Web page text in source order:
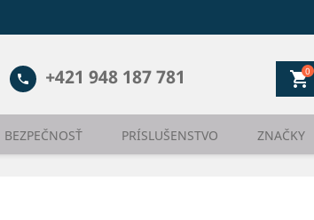
shopping_cart
0
phone +421 948 187 781
BEZPEČNOSŤ PRÍSLUŠENSTVO ZNAČKY